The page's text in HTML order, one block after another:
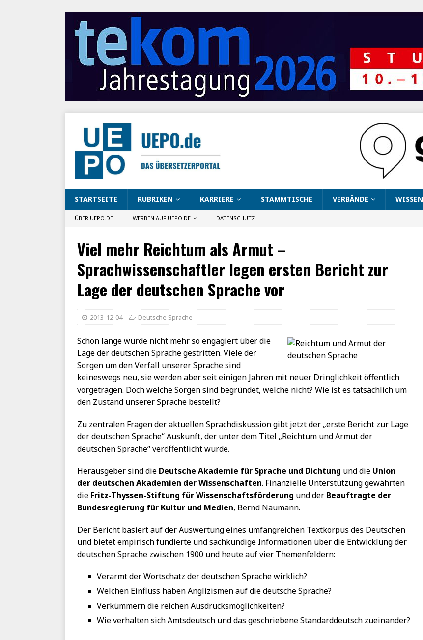
STARTSEITE RUBRIKEN KARRIERE STAMMTISCHE VERBÄNDE WISSEN
ÜBER UEPO.DE WERBEN AUF UEPO.DE DATENSCHUTZ
Viel mehr Reichtum als Armut –
Sprachwissenschaftler legen ersten Bericht zur
Lage der deutschen Sprache vor
2013-12-04 Deutsche Sprache
Schon lange wurde nicht mehr so engagiert über die
Lage der deutschen Sprache gestritten. Viele der
Sorgen um den Verfall unserer Sprache sind
keineswegs neu, sie werden aber seit einigen Jahren mit neuer Dringlichkeit öffentlich
vorgetragen. Doch welche Sorgen sind begründet, welche nicht? Wie ist es tatsächlich um
den Zustand unserer Sprache bestellt?
Zu zentralen Fragen der aktuellen Sprachdiskussion gibt jetzt der „erste Bericht zur Lage
der deutschen Sprache“ Auskunft, der unter dem Titel „Reichtum und Armut der
deutschen Sprache“ veröffentlicht wurde.
Herausgeber sind die Deutsche Akademie für Sprache und Dichtung und die Union
der deutschen Akademien der Wissenschaften. Finanzielle Unterstützung gewährten
die Fritz-Thyssen-Stiftung für Wissenschaftsförderung und der Beauftragte der
Bundesregierung für Kultur und Medien, Bernd Naumann.
Der Bericht basiert auf der Auswertung eines umfangreichen Textkorpus des Deutschen
und bietet empirisch fundierte und sachkundige Informationen über die Entwicklung der
deutschen Sprache zwischen 1900 und heute auf vier Themenfeldern:
Verarmt der Wortschatz der deutschen Sprache wirklich?
Welchen Einfluss haben Anglizismen auf die deutsche Sprache?
Verkümmern die reichen Ausdrucksmöglichkeiten?
Wie verhalten sich Amtsdeutsch und das geschriebene Standarddeutsch zueinander?